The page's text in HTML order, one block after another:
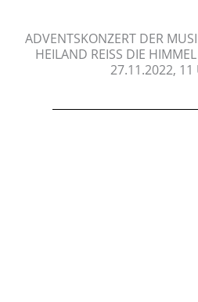
ADVENTSKONZERT DER
HEILAND REISS DIE HIMMEL
7.11.2022, 11